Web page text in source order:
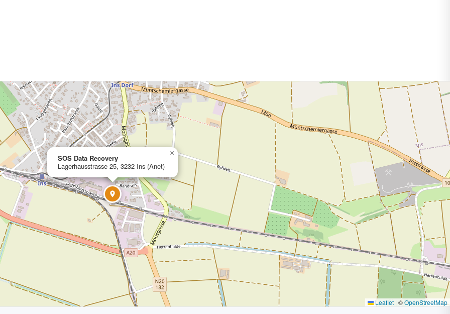
SOS Data Recovery
Lagerhausstrasse 25, 3232 Ins (Anet)
×
Leaflet | ©OpenStreetMap